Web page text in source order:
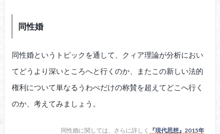
同性婚
同性婚というトピックを通して、クィア理論が分析におい
てどうより深いところへと行くのか、またこの新しい法的
権利について単なるうわべだけの称賛を超えてどこへ行く
のか、考えてみましょう。
同性婚に関しては、さらに詳しく
『現代思想』2015年